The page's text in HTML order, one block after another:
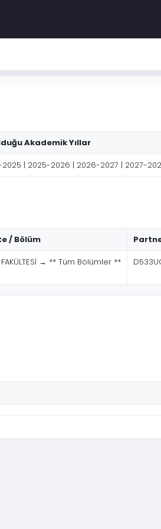
Akademik Yıllar
| 2025-2026 | 2026-2027 | 2027-
/ Bölüm
FAKÜLTESİ → ** Tüm Bölümler **